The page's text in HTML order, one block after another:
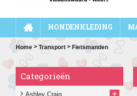
HONDENKLEDING
Home > Transport > Fietsmanden
Categorieën
Ashley Craig +